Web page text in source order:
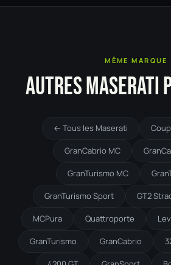
MÊME MARQUE
AUTRES MASERATI
← Tous les Maserati
GranCabrio MC
GranTurismo MC
GranTurismo Sport GT2
MCPura Quattroporte
GranTurismo GranCabrio